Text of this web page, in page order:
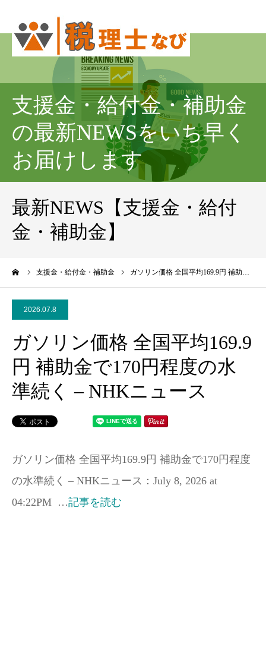
支援金・給付金・補助金
の最新NEWSをいち早く
お届けします
最新NEWS【支援金・給付
金・補助金】
支援金・給付金・補助金 ガソリン価格 全国平均169.9円 補助…
2026.07.8
ガソリン価格 全国平均169.9
円 補助金で170円程度の水
準続く – NHKニュース
ガソリン価格 全国平均169.9円 補助金で170円程度
の水準続く – NHKニュース：July 8, 2026 at
04:22PM …記事を読む